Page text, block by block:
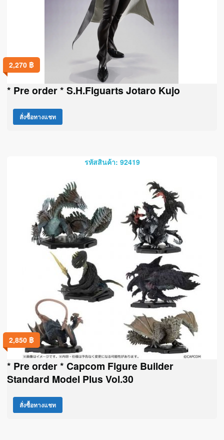
2,270 ฿
* Pre order * S.H.Figuarts Jotaro Kujo
สั่งซื้อทางแชท
รหัสสินค้า: 92419
2,850 ฿
* Pre order * Capcom Figure Builder
Standard Model Plus Vol.30
สั่งซื้อทางแชท